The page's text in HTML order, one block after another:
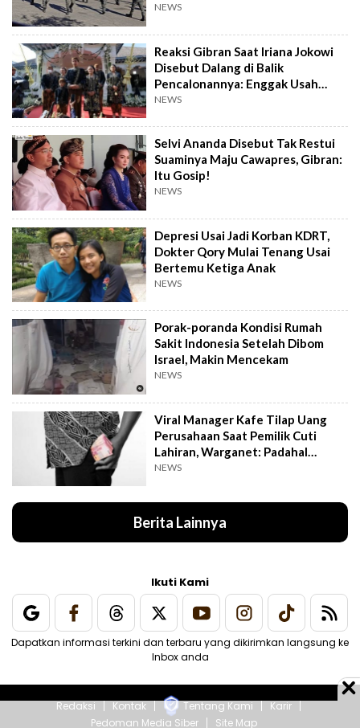
NEWS
Reaksi Gibran Saat Iriana Jokowi
Disebut Dalang di Balik
Pencalonannya: Enggak Usah
Dibesar-besarkan
NEWS
Selvi Ananda Disebut Tak Restui
Suaminya Maju Cawapres, Gibran:
Itu Gosip!
NEWS
Depresi Usai Jadi Korban KDRT,
Dokter Qory Mulai Tenang Usai
Bertemu Ketiga Anak
NEWS
Porak-poranda Kondisi Rumah
Sakit Indonesia Setelah Dibom
Israel, Makin Mencekam
NEWS
Viral Manager Kafe Tilap Uang
Perusahaan Saat Pemilik Cuti
Lahiran, Warganet: Padahal
Enggak Gede Banget
NEWS
Berita Lainnya
Ikuti Kami
Dapatkan informasi terkini dan terbaru yang dikirimkan langsung ke
Inbox anda
Redaksi Kontak Tentang Kami
Karir
Pedoman Media Siber
Site Map